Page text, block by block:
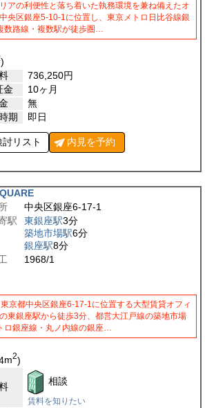
アの利便性と落ち着いた執務環境を兼ね備えたオ
央区銀座5-10-1に位置し、東京メトロ日比谷線銀
数路線・複数駅が徒歩圏…
)
736,250円
金
10ヶ月
無
期
即日
討リスト 内見を予約
中央区銀座6-17-1
駅
東銀座駅3分
築地市場駅6分
銀座駅8分
1968/1
京都中央区銀座6-17-1に位置する大型賃貸オフィ
東銀座駅から徒歩3分、都営大江戸線の築地市場
銀座線・丸ノ内線の銀座…
m2)
相談
賃料を知りたい